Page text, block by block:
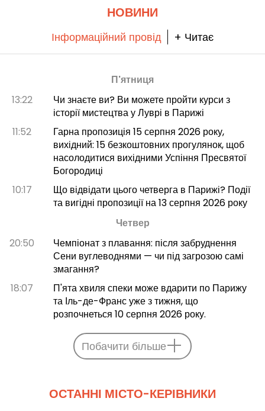
НОВИНИ
Інформаційний провід + Читає
П'ятниця
13:22
Чи знаєте ви? Ви можете пройти курси з
історії мистецтва у Луврі в Парижі
11:52
Гарна пропозиція 15 серпня 2026 року,
вихідний: 15 безкоштовних прогулянок, щоб
насолодитися вихідними Успіння Пресвятої
Богородиці
10:17
Що відвідати цього четверга в Парижі? Події
та вигідні пропозиції на 13 серпня 2026 року
Четвер
20:50
Чемпіонат з плавання: після забруднення
Сени вуглеводнями — чи під загрозою самі
змагання?
18:07
П'ята хвиля спеки може вдарити по Парижу
та Іль-де-Франс уже з тижня, що
розпочнеться 10 серпня 2026 року.
Побачити більше
ОСТАННІ МІСТО-КЕРІВНИКИ